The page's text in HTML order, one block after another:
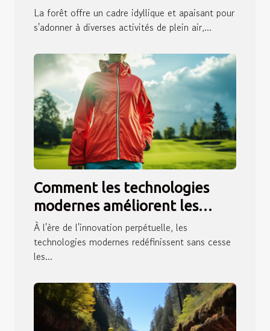
pour l'équilibre et la
concentration
La forêt offre un cadre idyllique et apaisant pour
s'adonner à diverses activités de plein air,...
Comment les technologies
modernes améliorent les
vestes de pluie pour le golf
féminin
À l'ère de l'innovation perpétuelle, les
technologies modernes redéfinissent sans cesse
les...